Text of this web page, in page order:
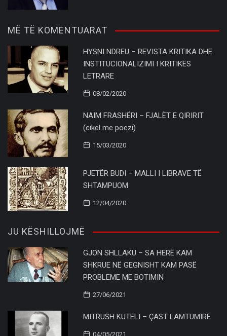
MË TË KOMENTUARAT
HYSNI NDREU – REVISTA KRITIKA DHE
INSTITUCIONALIZIMI I KRITIKËS
LETRARE
08/02/2020
NAIM FRASHËRI – FJALËT E QIRIRIT
(cikël me poezi)
15/03/2020
PJETËR BUDI – MALLI I LIBRAVE TË
SHTAMPUOM
12/04/2020
JU KËSHILLOJMË
GJON SHLLAKU – SA HERË KAM
SHKRUE NË GEGNISHT KAM PASË
PROBLEME ME BOTIMIN
27/06/2021
MITRUSH KUTELI – ÇAST LAMTUMIRE
04/05/2021